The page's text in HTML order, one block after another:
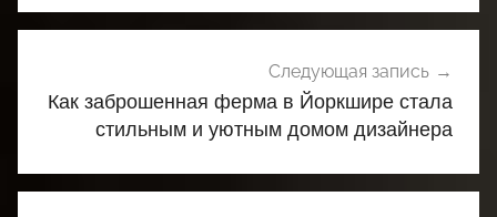
Следующая запись
Как заброшенная ферма в Йоркшире стала
стильным и уютным домом дизайнера